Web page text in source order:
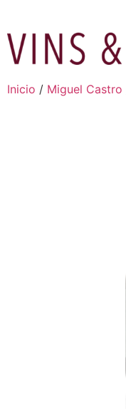
contenido
Inicio / Miguel Castro